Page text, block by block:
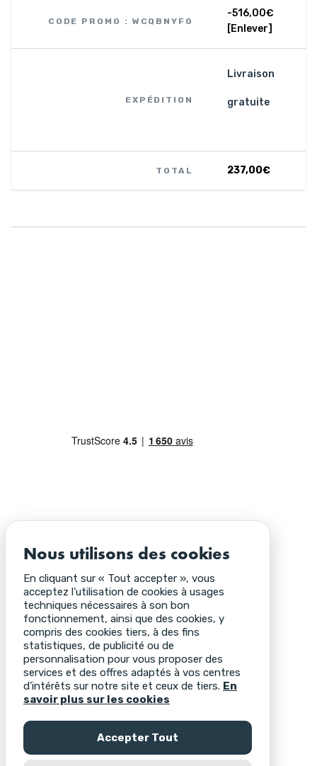
CODE PROMO : WCQBNYFG
-516,00€
[Enlever]
EXPÉDITION
Livraison
gratuite
TOTAL 237,00€
Nous utilisons des cookies
En cliquant sur « Tout accepter », vous
acceptez l’utilisation de cookies à usages
techniques nécessaires à son bon
fonctionnement, ainsi que des cookies, y
compris des cookies tiers, à des fins
statistiques, de publicité ou de
personnalisation pour vous proposer des
services et des offres adaptés à vos centres
d’intérêts sur notre site et ceux de tiers. En
savoir plus sur les cookies
Accepter Tout